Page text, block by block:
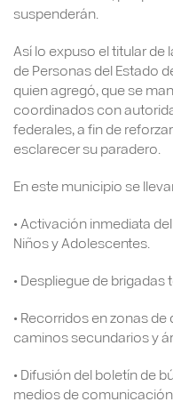
suspenderán.
Así lo expuso el titular de
de Personas del Estado
quien agregó, que se
coordinados con
federales, a fin de
esclarecer su paradero.
En este municipio se
• Activación inmediata
Niños y Adolescentes.
• Despliegue de
• Recorridos en zonas
caminos secundarios y
• Difusión del boletín de
medios de